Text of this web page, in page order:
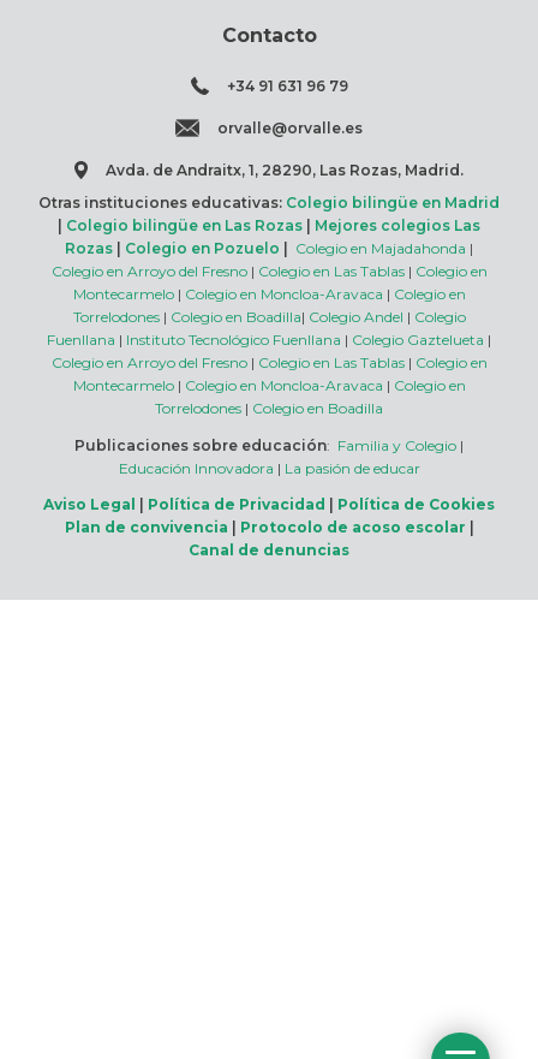
Contacto
+34 91 631 96 79
orvalle@orvalle.es
Avda. de Andraitx, 1, 28290, Las Rozas, Madrid.
Otras instituciones educativas: Colegio bilingüe en Madrid
Colegio bilingüe en Las Rozas
Mejores colegios Las
Rozas
Colegio en Pozuelo Colegio en Majadahonda |
Colegio en Arroyo del Fresno| Colegio en Las Tablas| Colegio en
Montecarmelo| Colegio en Moncloa-Aravaca | Colegio en
Torrelodones| Colegio en Boadilla| Colegio Andel | Colegio
Fuenllana | Instituto Tecnológico Fuenllana | Colegio Gaztelueta |
Colegio en Arroyo del Fresno| Colegio en Las Tablas| Colegio en
Montecarmelo| Colegio en Moncloa-Aravaca | Colegio en
Torrelodones | Colegio en Boadilla
Publicaciones sobre educación: Familia y Colegio |
Educación Innovadora | La pasión de educar
Aviso Legal
Política de Privacidad
Política de Cookies
Plan de convivencia
Protocolo de acoso escolar
Canal de denuncias